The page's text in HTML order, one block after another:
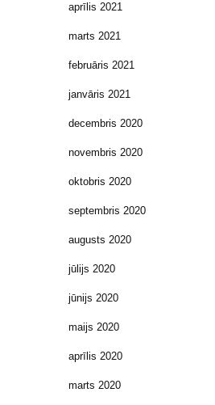
aprīlis 2021
marts 2021
februāris 2021
janvāris 2021
decembris 2020
novembris 2020
oktobris 2020
septembris 2020
augusts 2020
jūlijs 2020
jūnijs 2020
maijs 2020
aprīlis 2020
marts 2020